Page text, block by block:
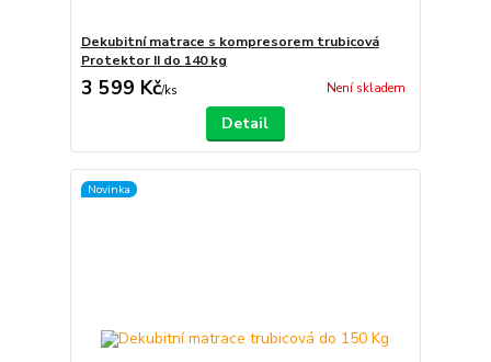
Dekubitní matrace s kompresorem trubicová
Protektor II do 140 kg
3 599 Kč/ks Není skladem
Detail
Novinka